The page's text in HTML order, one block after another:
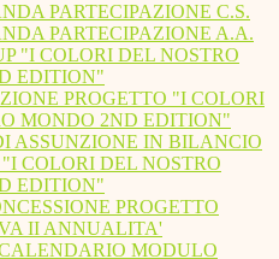
PARTECIPAZIONE C.S.
PARTECIPAZIONE A.A.
"I COLORI DEL NOSTRO
EDITION"
PROGETTO "I COLORI
MONDO 2ND EDITION"
ASSUNZIONE IN BILANCIO
COLORI DEL NOSTRO
EDITION"
PROGETTO
II ANNUALITA'
MODULO